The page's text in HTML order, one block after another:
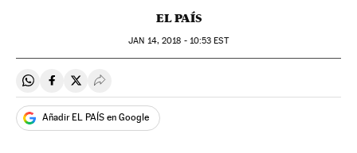
EL PAÍS
JAN 14, 2018 - 10:53 EST
Compartir en Whatsapp
Compartir en Facebook
Compartir en Twitter
Desplegar Redes Sociales
Añadir EL PAÍS en Google